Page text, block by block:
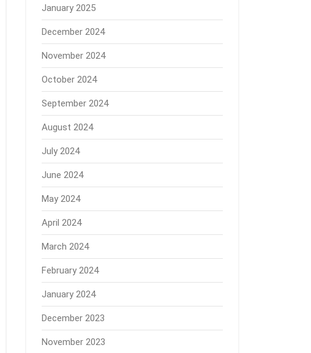
January 2025
December 2024
November 2024
October 2024
September 2024
August 2024
July 2024
June 2024
May 2024
April 2024
March 2024
February 2024
January 2024
December 2023
November 2023